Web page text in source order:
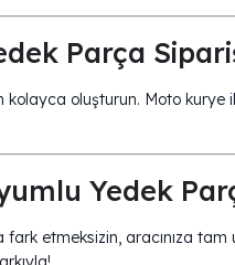
Parça
kolayca oluşturun. Moto kurye
Yedek
etmeksizin, aracınıza tam